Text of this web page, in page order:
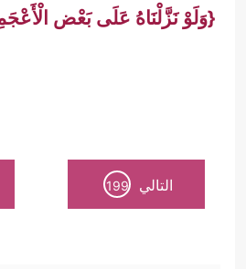
{وَلَوْ نَزَّلْنَاهُ عَلَى بَعْض
التالي 199